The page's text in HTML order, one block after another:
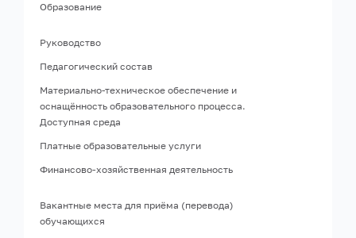
Образование
Руководство
Педагогический состав
Материально-техническое обеспечение и
оснащённость образовательного процесса.
Доступная среда
Платные образовательные услуги
Финансово-хозяйственная деятельность
Вакантные места для приёма (перевода)
обучающихся